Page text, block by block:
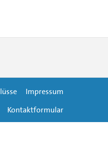
Impressum
Kontaktformular